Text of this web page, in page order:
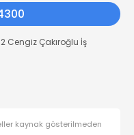
Cengiz Çakıroğlu İş
kaynak gösterilmeden